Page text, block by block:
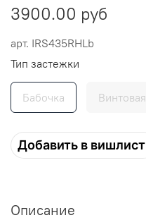
арт. IRS435RHLb
3900.00 руб
Добавить в вишлист
Тип застежки
Бабочка Винтовая
Описание